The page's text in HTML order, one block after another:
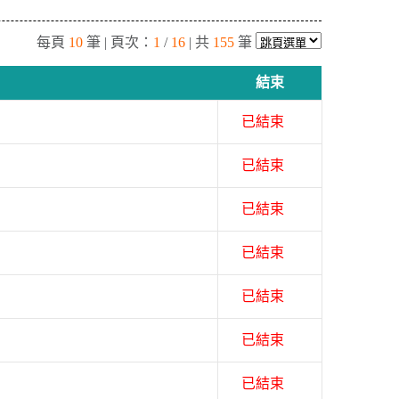
每頁 10 筆 | 頁次： 1 / 16 | 共 155 筆
結束
已結束
已結束
已結束
已結束
已結束
已結束
已結束